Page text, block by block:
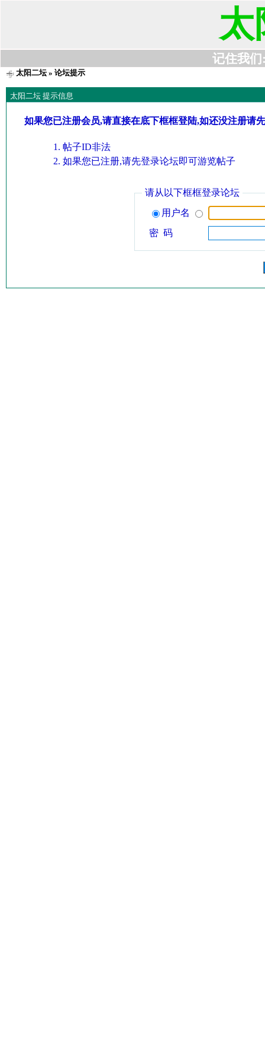
太
记住我们
太阳二坛» 论坛提示
太阳二坛 提示信息
如果您已注册会员,请直接在底下框框登陆,如还没注册请
帖子ID非法
如果您已注册,请先登录论坛即可游览帖子
请从以下框框登录论坛
用户名
密 码